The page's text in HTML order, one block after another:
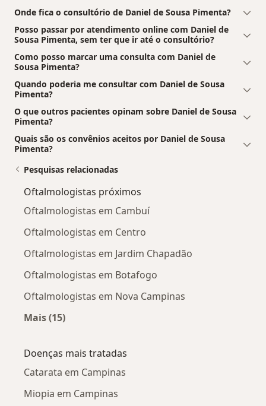
Onde fica o consultório de Daniel de Sousa Pimenta?
Posso passar por atendimento online com Daniel de
Sousa Pimenta, sem ter que ir até o consultório?
Como posso marcar uma consulta com Daniel de
Sousa Pimenta?
Quando poderia me consultar com Daniel de Sousa
Pimenta?
O que outros pacientes opinam sobre Daniel de Sousa
Pimenta?
Quais são os convênios aceitos por Daniel de Sousa
Pimenta?
Pesquisas relacionadas
Oftalmologistas próximos
Oftalmologistas em Cambuí
Oftalmologistas em Centro
Oftalmologistas em Jardim Chapadão
Oftalmologistas em Botafogo
Oftalmologistas em Nova Campinas
Mais (15)
Doenças mais tratadas
Catarata em Campinas
Miopia em Campinas